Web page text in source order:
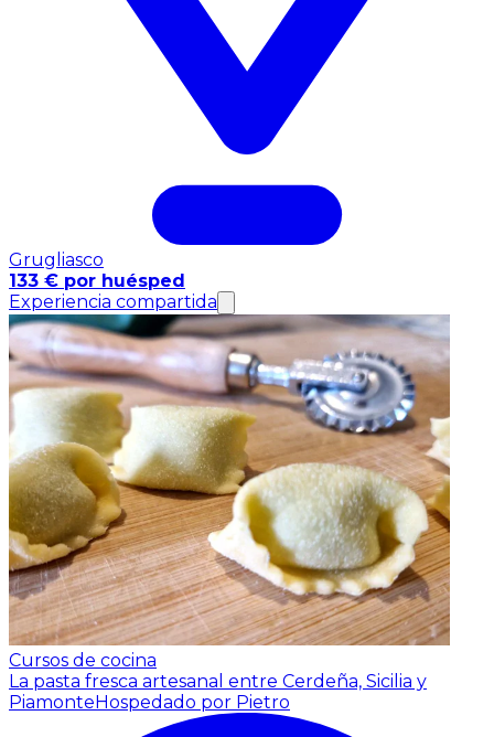
Grugliasco
133 € por huésped
Experiencia compartida
Cursos de cocina
La pasta fresca artesanal entre Cerdeña, Sicilia y
Piamonte Hospedado por Pietro